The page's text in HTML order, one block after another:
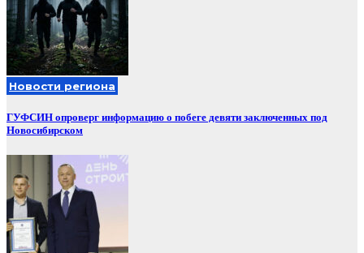
Новости региона
ГУФСИН опроверг информацию о побеге девяти заключенных под
Новосибирском